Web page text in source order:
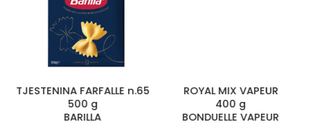
TJESTENINA FARFALLE n.65
500 g
BARILLA
ROYAL MIX VAPEUR
400 g
BONDUELLE VAPEUR